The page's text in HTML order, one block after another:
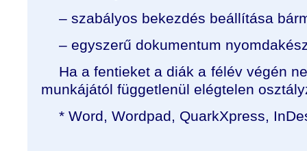
– szabályos bekezdés beállítása
– egyszerű dokumentum
Ha a fentieket a diák a félév végén
munkájától függetlenül elégtelen
* Word, Wordpad, QuarkXpress,